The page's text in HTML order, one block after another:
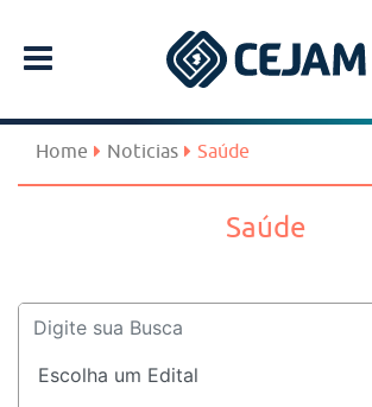
Home Noticias Saúde
Saúde